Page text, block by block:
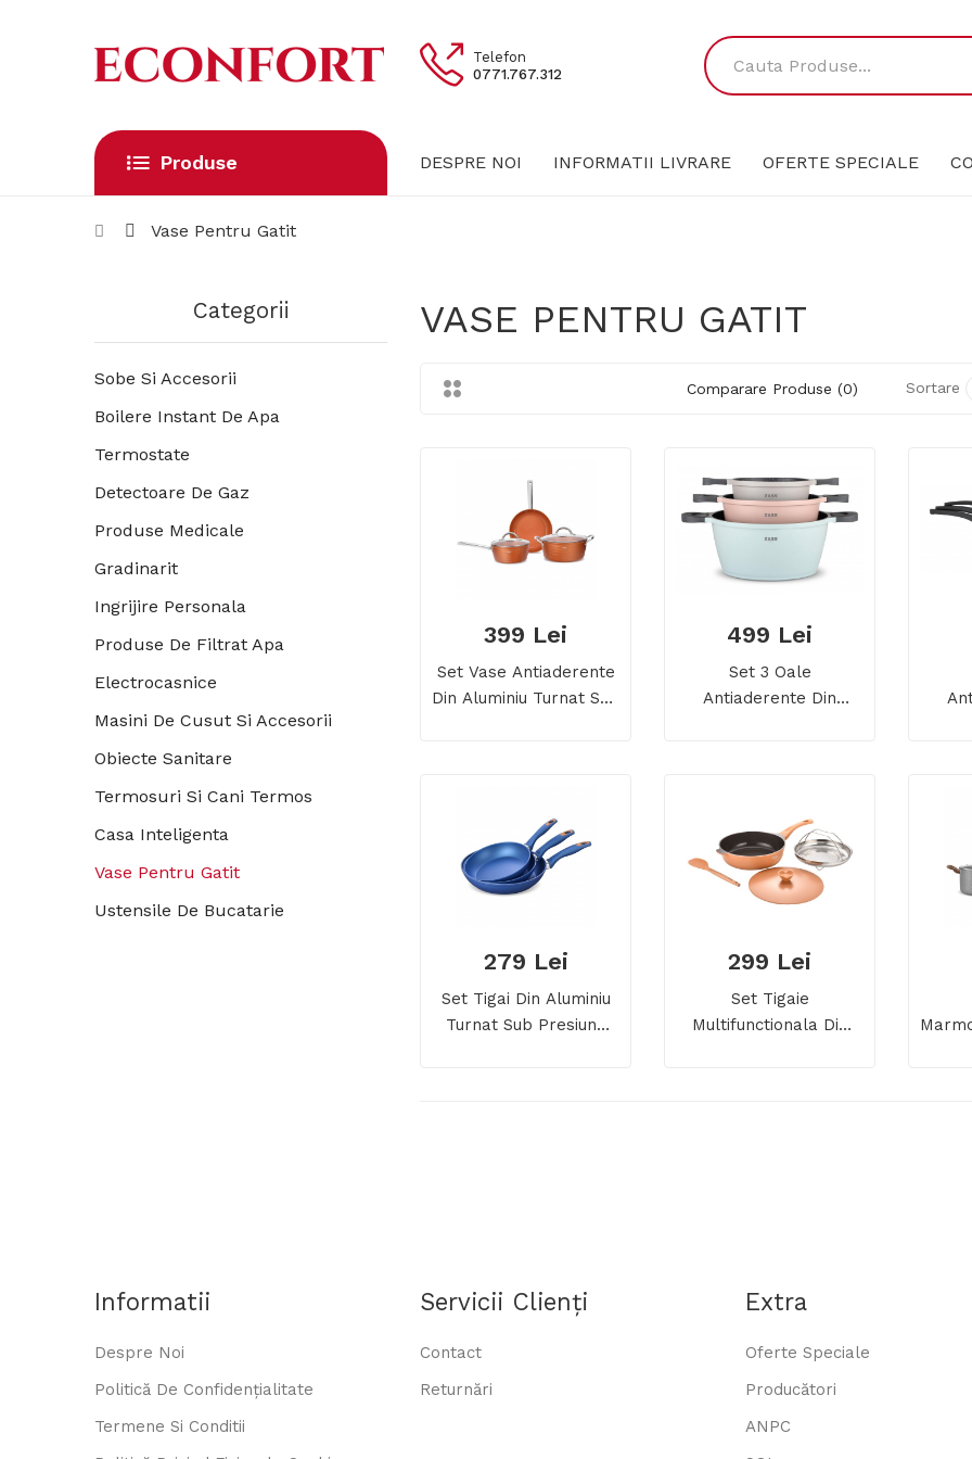
Telefon
0771.767.312
Produse DESPRE NOI INFORMATII LIVRARE OFERTE SPECIALE
Vase Pentru Gatit
Categorii
Sobe Si Accesorii
Boilere Instant De Apa
Termostate
Detectoare De Gaz
Produse Medicale
Gradinarit
Ingrijire Personala
Produse De Filtrat Apa
Electrocasnice
Masini De Cusut Si Accesorii
Obiecte Sanitare
Termosuri Si Cani Termos
Casa Inteligenta
Vase Pentru Gatit
Ustensile De Bucatarie
VASE PENTRU GATIT
Comparare Produse (0) Sortare
399 Lei
Set Vase Antiaderente
Din Aluminiu Turnat Sub
499 Lei
Set 3 Oale
Antiaderente Din
279 Lei
Set Tigai Din Aluminiu
Turnat Sub Presiune
299 Lei
Set Tigaie
Multifunctionala Din
Informatii
Despre Noi
Politică De Confidențialitate
Termene Si Conditii
Servicii Clienţi
Contact
Returnări
Extra
Oferte Speciale
Producători
ANPC